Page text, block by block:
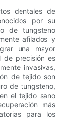
dentales de
por su
de tungsteno
afilados y
una mayor
de precisión es
invasivas,
de tejido son
de tungsteno,
el tejido sano
más
para los